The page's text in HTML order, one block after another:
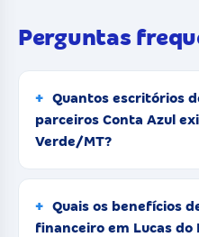
Perguntas
Quantos escritórios
parceiros Conta Azul
Verde/MT?
Quais os benefícios
financeiro em Lucas do